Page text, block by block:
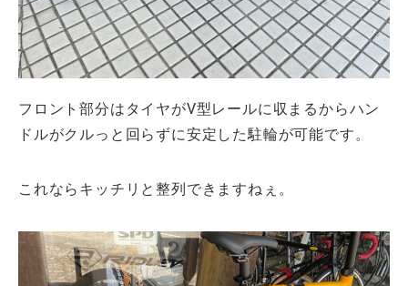
フロント部分はタイヤがV型レールに収まるからハン
ドルがクルっと回らずに安定した駐輪が可能です。
これならキッチリと整列できますねぇ。